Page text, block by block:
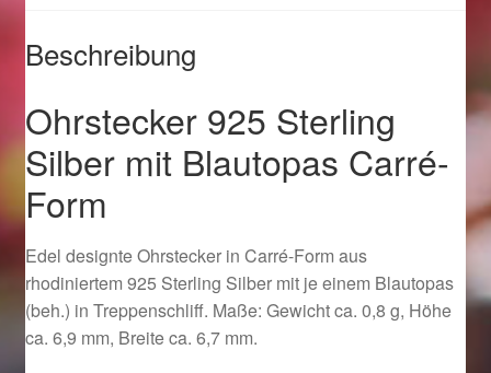
Mein Konto
Ostergeschenke finden für Ostern 2015
Ostergeschenke finden für Ostern 2016
Ostergeschenke finden für Ostern 2017
Ostergeschenke finden für Ostern 2018
Beschreibung
Ohrstecker 925 Sterling
Silber mit Blautopas Carré-
Form
Edel designte Ohrstecker in Carré-Form aus
rhodiniertem 925 Sterling Silber mit je einem Blautopas
(beh.) in Treppenschliff. Maße: Gewicht ca. 0,8 g, Höhe
ca. 6,9 mm, Breite ca. 6,7 mm.